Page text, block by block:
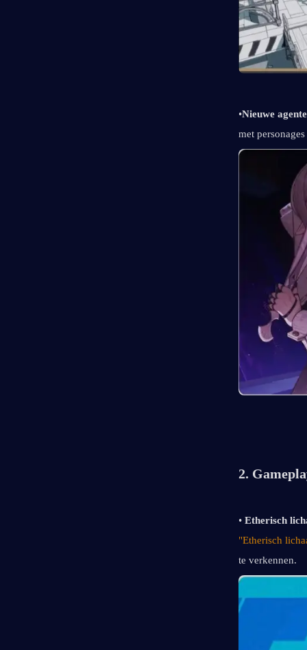
•Nieuwe
met personages
2.
• Etherisch
"Etherisch
te verkennen.